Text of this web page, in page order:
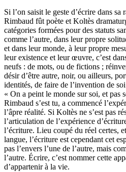
Si l’on saisit le geste d’écrire dans
Rimbaud fût poète et Koltès
catégories formées pour des statuts
comme l’autre, dans leur propre
et dans leur monde, à leur propre
leur existence et leur œuvre, c’est
neufs : de mots, ou de fictions ;
désir d’être autre, noir, ou ailleurs,
identités, de faire de l’invention de
« On a peint le monde sur soi, et pas
Rimbaud s’est tu, a commencé
l’âpre réalité. Si Koltès ne s’est pas
l’articulation de l’expérience
l’écriture. Lieu coupé du réel certes,
langue, l’écriture est cependant cet
pas l’envers l’une de l’autre, mais
l’autre. Écrire, c’est nommer cette
d’appartenir à la vie.